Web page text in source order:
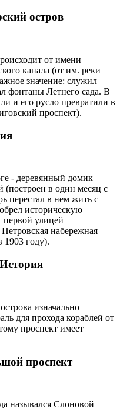
остров
от имени
канала (от им. реки
значение: служил
фонтаны Летнего сада. В
и его русло превратили в
проспект).
- деревянный домик
(построен в один месяц с
перестал в нем жить с
историческую
первой улицей
набережная
1903 году).
История
изначально
для прохода кораблей от
проспект имеет
проспект
назывался Слоновой